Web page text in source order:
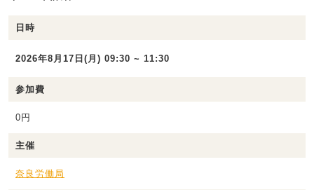
日時
2026年8月17日(月) 09:30 ~ 11:30
参加費
0円
主催
奈良労働局